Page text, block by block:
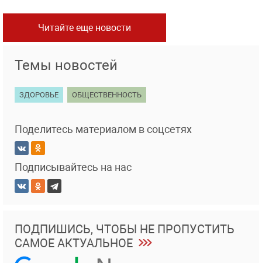
Читайте еще новости
Темы новостей
ЗДОРОВЬЕ ОБЩЕСТВЕННОСТЬ
Поделитесь материалом в соцсетях
Подписывайтесь на нас
ПОДПИШИСЬ, ЧТОБЫ НЕ ПРОПУСТИТЬ
САМОЕ АКТУАЛЬНОЕ